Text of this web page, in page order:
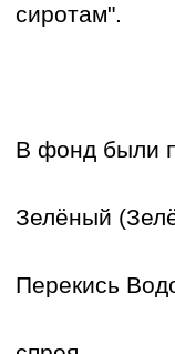
сиротам".
В фонд были
Зелёный
Перекись